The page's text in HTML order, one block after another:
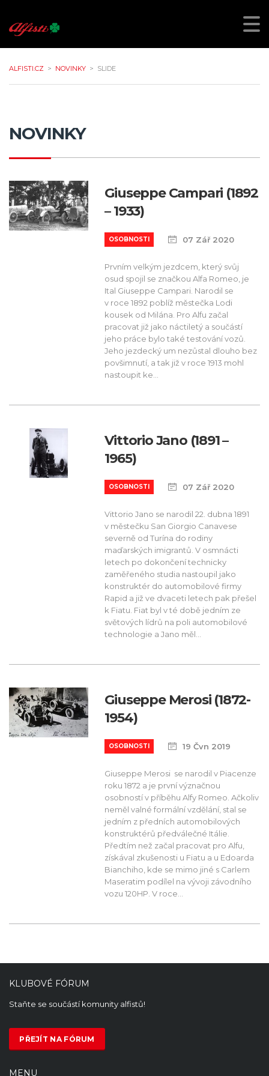
ALFISTI.CZ > NOVINKY > SLIDE
NOVINKY
Giuseppe Campari (1892
– 1933)
OSOBNOSTI 07 Zář 2020
Prvním velkým jezdcem, který svůj
osud spojil se značkou Alfa Romeo, je
Ital Giuseppe Campari. Narodil se
v roce 1892 poblíž městečka Lodi
kousek od Milána. Pro Alfu začal
pracovat již jako náctiletý a součástí
jeho práce bylo také testování vozů.
Jeho jezdecký um nezůstal dlouho bez
povšimnutí, a tak již v roce 1913 mohl
nastoupit ke...
Vittorio Jano (1891 –
1965)
OSOBNOSTI 07 Zář 2020
Vittorio Jano se narodil 22. dubna 1891
v městečku San Giorgio Canavese
severně od Turína do rodiny
maďarských imigrantů. V osmnácti
letech po dokončení technicky
zaměřeného studia nastoupil jako
konstruktér do automobilové firmy
Rapid a již ve dvaceti letech pak přešel
k Fiatu. Fiat byl v té době jedním ze
světových lídrů na poli automobilové
technologie a Jano měl...
Giuseppe Merosi (1872-
1954)
OSOBNOSTI 19 Čvn 2019
Giuseppe Merosi se narodil v Piacenze
roku 1872 a je první význačnou
osobností v příběhu Alfy Romeo. Ačkoliv
neměl valné formální vzdělání, stal se
jedním z předních automobilových
konstruktérů předválečné Itálie.
Předtím než začal pracovat pro Alfu,
získával zkušenosti u Fiatu a u Edoarda
Bianchiho, kde se mimo jiné s Carlem
Maseratim podílel na vývoji závodního
vozu 120HP. V roce...
KLUBOVÉ FÓRUM
Staňte se součástí komunity alfistů!
PŘEJÍT NA FÓRUM
MENU